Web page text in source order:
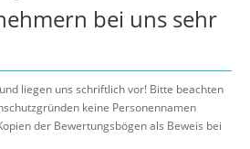
bei uns sehr
liegen uns schriftlich vor! Bitte beachten
keine Personennamen
der Bewertungsbögen als Beweis bei